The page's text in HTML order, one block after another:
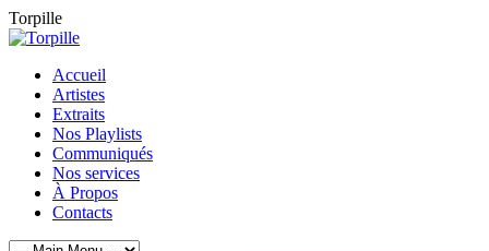
Torpille
Accueil
Artistes
Extraits
Nos Playlists
Communiqués
Nos services
À Propos
Contacts